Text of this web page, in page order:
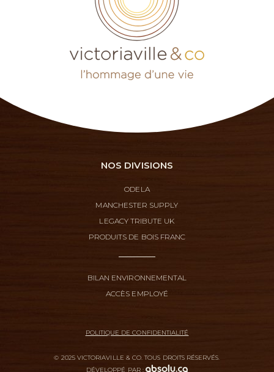
NOS DIVISIONS
ODELA
MANCHESTER SUPPLY
LEGACY TRIBUTE UK
PRODUITS DE BOIS FRANC
BILAN ENVIRONNEMENTAL
ACCÈS EMPLOYÉ
POLITIQUE DE CONFIDENTIALITÉ
© 2025 VICTORIAVILLE & CO. TOUS DROITS RÉSERVÉS.
DÉVELOPPÉ PAR :